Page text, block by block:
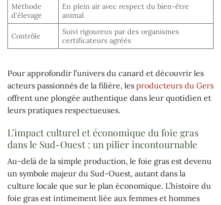
Méthode
d’élevage
En plein air avec respect du bien-être
animal
Contrôle
Suivi rigoureux par des organismes
certificateurs agréés
Pour approfondir l’univers du canard et découvrir les
acteurs passionnés de la filière, les producteurs du Gers
offrent une plongée authentique dans leur quotidien et
leurs pratiques respectueuses.
L’impact culturel et économique du foie gras
dans le Sud-Ouest : un pilier incontournable
Au-delà de la simple production, le foie gras est devenu
un symbole majeur du Sud-Ouest, autant dans la
culture locale que sur le plan économique. L’histoire du
foie gras est intimement liée aux femmes et hommes